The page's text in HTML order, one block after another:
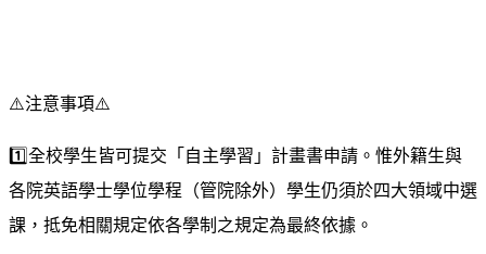
⚠️注意事項⚠️
1️⃣全校學生皆可提交「自主學習」計畫書申請。惟外籍生與
各院英語學士學位學程（管院除外）學生仍須於四大領域中選
課，抵免相關規定依各學制之規定為最終依據。